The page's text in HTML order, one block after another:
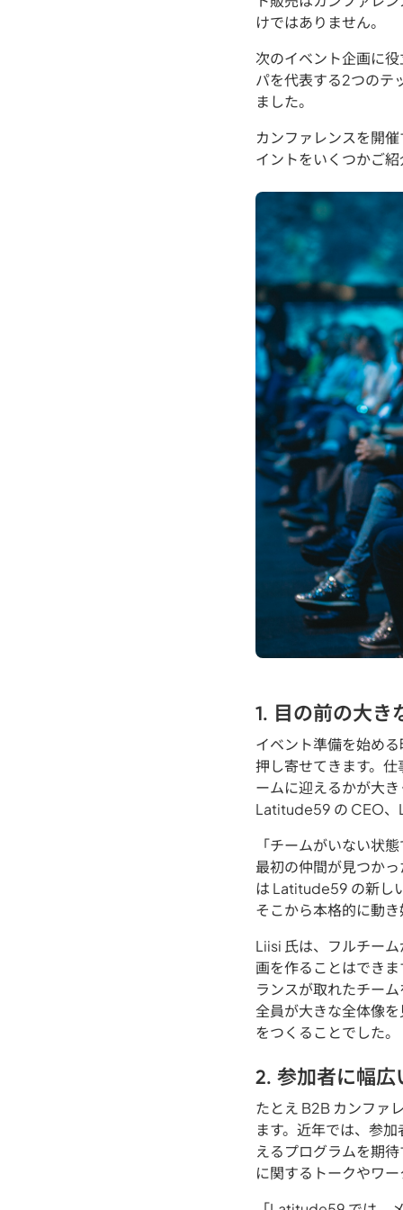
けではありません。
次のイベント企画に
パを代表する2つのテ
ました。
カンファレンスを開
イントをいくつかご
1. 目の前の大き
イベント準備を始め
押し寄せてきます。
ームに迎えるかが大
Latitude59 の CEO、
「チームがいない状
最初の仲間が見つか
は Latitude59 の新し
そこから本格的に動
Liisi 氏は、フルチー
画を作ることはでき
ランスが取れたチー
全員が大きな全体像
をつくることでした。
2. 参加者に幅
たとえ B2B カンファ
ます。近年では、参
えるプログラムを期
に関するトークやワ